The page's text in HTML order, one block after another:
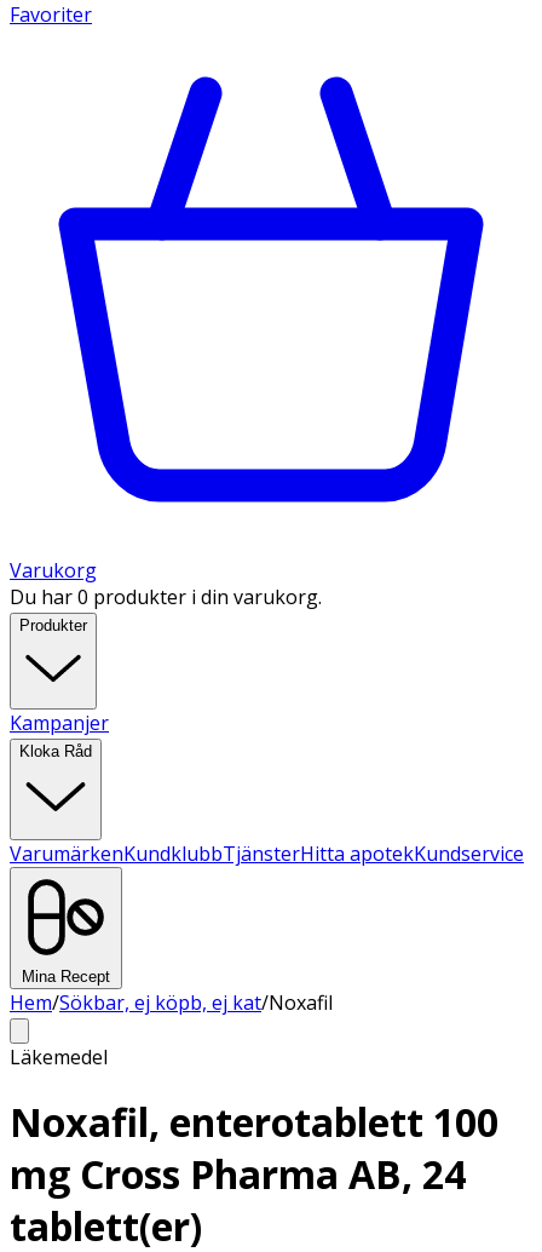
Favoriter
Varukorg
Du har 0 produkter i din varukorg.
Produkter
Kampanjer
Kloka Råd
VarumärkenKundklubbTjänsterHitta apotekKundservice
Mina Recept
Hem/Sökbar, ej köpb, ej kat/Noxafil
Läkemedel
Noxafil, enterotablett 100
mg Cross Pharma AB, 24
tablett(er)